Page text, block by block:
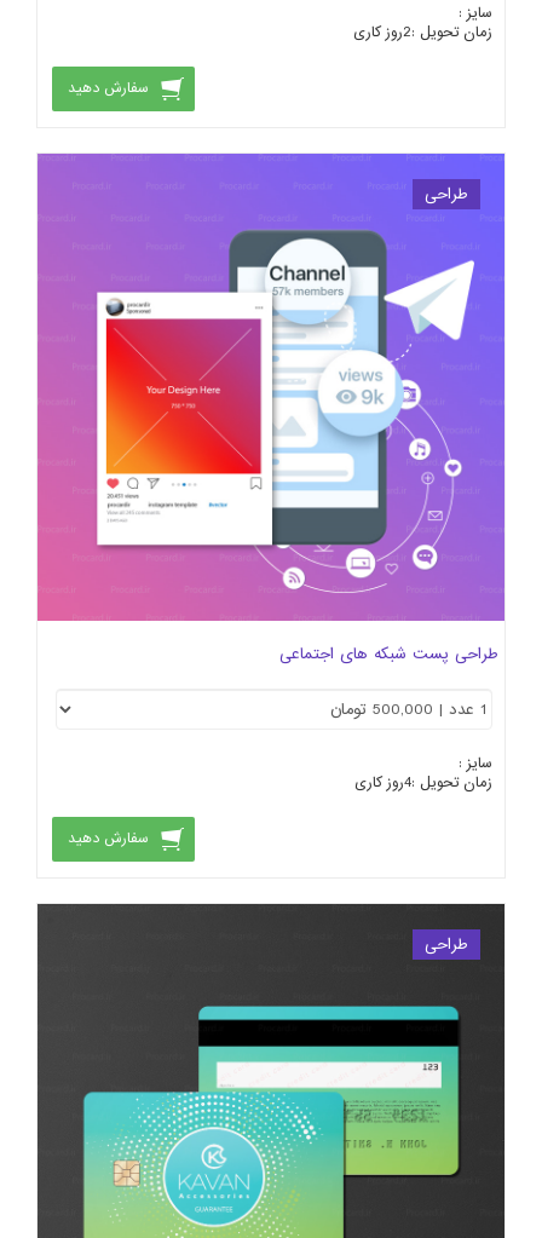
سایز :
زمان تحویل :2روز کاری
سفارش دهید
طراحی
طراحی پست شبکه های اجتماعی
سایز :
زمان تحویل :4روز کاری
سفارش دهید
طراحی